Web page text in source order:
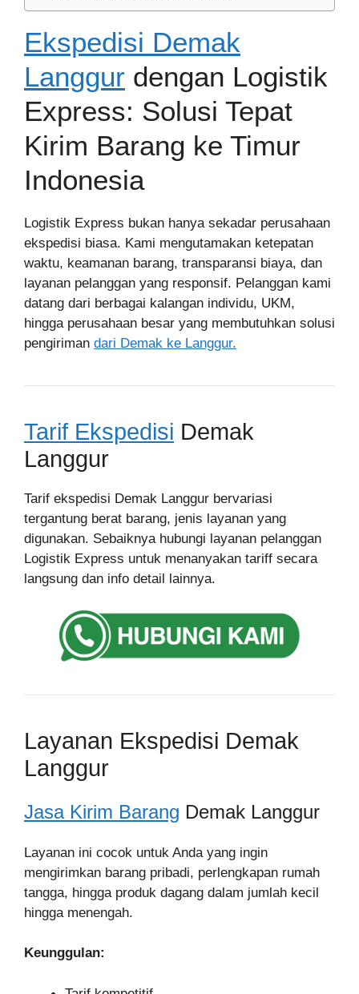
Ekspedisi Demak
Langgur dengan Logistik
Express: Solusi Tepat
Kirim Barang ke Timur
Indonesia
Logistik Express bukan hanya sekadar perusahaan
ekspedisi biasa. Kami mengutamakan ketepatan
waktu, keamanan barang, transparansi biaya, dan
layanan pelanggan yang responsif. Pelanggan kami
datang dari berbagai kalangan individu, UKM,
hingga perusahaan besar yang membutuhkan solusi
pengiriman dari Demak ke Langgur.
Tarif Ekspedisi Demak
Langgur
Tarif ekspedisi Demak Langgur bervariasi
tergantung berat barang, jenis layanan yang
digunakan. Sebaiknya hubungi layanan pelanggan
Logistik Express untuk menanyakan tariff secara
langsung dan info detail lainnya.
Layanan Ekspedisi Demak
Langgur
Jasa Kirim Barang Demak Langgur
Layanan ini cocok untuk Anda yang ingin
mengirimkan barang pribadi, perlengkapan rumah
tangga, hingga produk dagang dalam jumlah kecil
hingga menengah.
Keunggulan: